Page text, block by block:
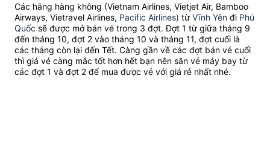
Các hãng hàng không (Vietnam Airlines, Vietjet Air, Bamboo
Airways, Vietravel Airlines, Pacific Airlines) từ Vĩnh Yên đi Phú
Quốc sẽ được mở bán vé trong 3 đợt. Đợt 1 từ giữa tháng 9
đến tháng 10, đợt 2 vào tháng 10 và tháng 11, đợt cuối là
các tháng còn lại đến Tết. Càng gần về các đợt bán vé cuối
thì giá vé càng mắc tốt hơn hết bạn nên săn vé máy bay từ
các đợt 1 và đợt 2 để mua được vé với giá rẻ nhất nhé.